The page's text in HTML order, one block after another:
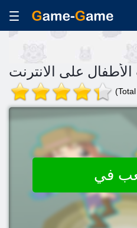
على الانترنت